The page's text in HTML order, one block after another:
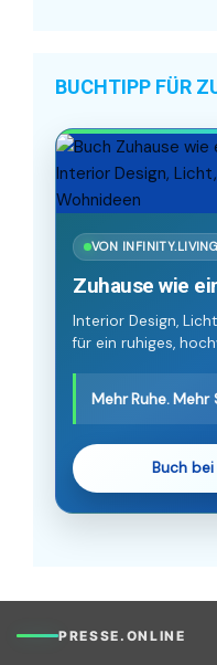
BUCHTIPP FÜR
VON INFINITY.LIVING
Zuhause wie
Interior Design,
für ein ruhiges,
Mehr Ruhe. Mehr
Buch
PRESSE.ONLINE